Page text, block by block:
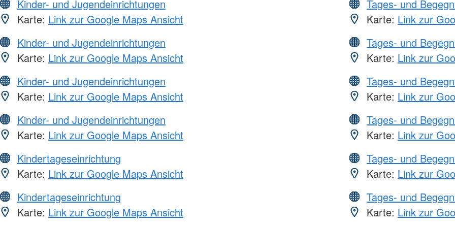
Kinder- und Jugendeinrichtungen
Karte: Link zur Google Maps Ansicht
Kinder- und Jugendeinrichtungen
Karte: Link zur Google Maps Ansicht
Kinder- und Jugendeinrichtungen
Karte: Link zur Google Maps Ansicht
Kinder- und Jugendeinrichtungen
Karte: Link zur Google Maps Ansicht
Kindertageseinrichtung
Karte: Link zur Google Maps Ansicht
Kindertageseinrichtung
Karte: Link zur Google Maps Ansicht
Tages- und
Karte: Link zur
Tages- und
Karte: Link zur
Tages- und
Karte: Link zur
Tages- und
Karte: Link zur
Tages- und
Karte: Link zur
Tages- und
Karte: Link zur